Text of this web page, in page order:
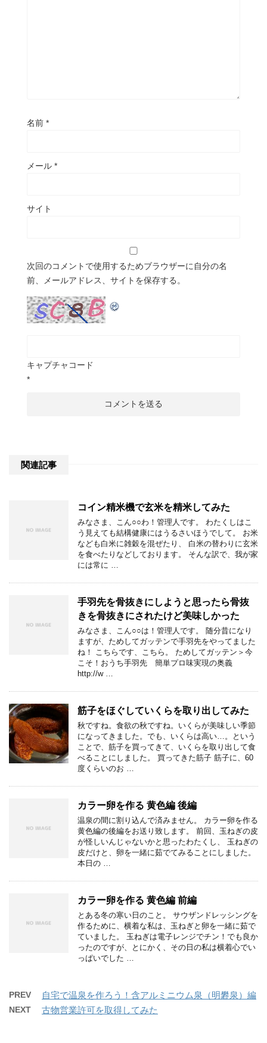
名前 *
メール *
サイト
次回のコメントで使用するためブラウザーに自分の名
前、メールアドレス、サイトを保存する。
キャプチャコード
*
関連記事
コイン精米機で玄米を精米してみた
みなさま、こん○○わ！管理人です。 わたくしはこ
う見えても結構健康にはうるさいほうでして。 お米
なども白米に雑穀を混ぜたり、 白米の替わりに玄米
を食べたりなどしております。 そんな訳で、我が家
には常に …
手羽先を骨抜きにしようと思ったら骨抜
きを骨抜きにされたけど美味しかった
みなさま、こん○○は！管理人です。 随分昔になり
ますが、ためしてガッテンで手羽先をやってました
ね！ こちらです、こちら。 ためしてガッテン＞今
こそ！おうち手羽先 簡単プロ味実現の奥義
http://w …
筋子をほぐしていくらを取り出してみた
秋ですね。食欲の秋ですね。いくらが美味しい季節
になってきました。でも、いくらは高い…。という
ことで、筋子を買ってきて、いくらを取り出して食
べることにしました。 買ってきた筋子 筋子に、60
度くらいのお …
カラー卵を作る 黄色編 後編
温泉の間に割り込んで済みません。 カラー卵を作る
黄色編の後編をお送り致します。 前回、玉ねぎの皮
が怪しいんじゃないかと思ったわたくし、 玉ねぎの
皮だけと、卵を一緒に茹でてみることにしました。
本日の …
カラー卵を作る 黄色編 前編
とある冬の寒い日のこと。 サウザンドレッシングを
作るために、横着な私は、玉ねぎと卵を一緒に茹で
ていました。 玉ねぎは電子レンジでチン！でも良か
ったのですが、とにかく、その日の私は横着心でい
っぱいでした …
PREV 自宅で温泉を作ろう！含アルミニウム泉（明礬泉）編
NEXT 古物営業許可を取得してみた